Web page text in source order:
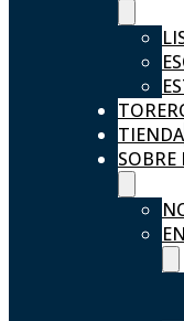
TIENDA
SOBRE